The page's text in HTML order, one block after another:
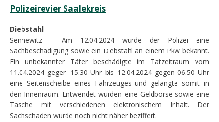
Polizeirevier Saalekreis
Diebstahl
Sennewitz – Am 12.04.2024 wurde der Polizei eine
Sachbeschädigung sowie ein Diebstahl an einem Pkw bekannt.
Ein unbekannter Täter beschädigte im Tatzeitraum vom
11.04.2024 gegen 15.30 Uhr bis 12.04.2024 gegen 06.50 Uhr
eine Seitenscheibe eines Fahrzeuges und gelangte somit in
den Innenraum. Entwendet wurden eine Geldbörse sowie eine
Tasche mit verschiedenen elektronischem Inhalt. Der
Sachschaden wurde noch nicht näher beziffert.